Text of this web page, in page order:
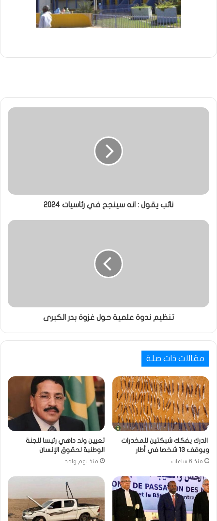
نائب يقول : انه سينجح في رئاسيات 2024
تنظيم ندوة علمية حول غزوة بدر الكبرى
مقالات ذات صلة
الدرك يفكك شبكتين للمخدرات
ويوقف 13 شخصا في أطار
منذ 6 ساعات
تعيين ولد داهي رئيسا للجنة
الوطنية لحقوق الإنسان
منذ يوم واحد